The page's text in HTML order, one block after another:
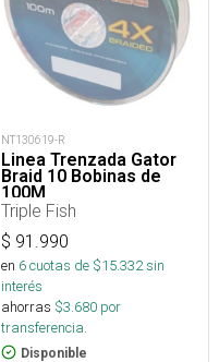
NT130619-R
Linea Trenzada Gator
Braid 10 Bobinas de
100M
Triple Fish
$ 91.990
en 6cuotas de $15.332sin
interés
ahorras $3.680 por
transferencia.
Disponible